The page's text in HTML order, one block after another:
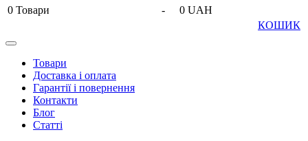
0 Товари -
0 UAH
КОШИК
Товари
Доставка і оплата
Гарантії і повернення
Контакти
Блог
Статті